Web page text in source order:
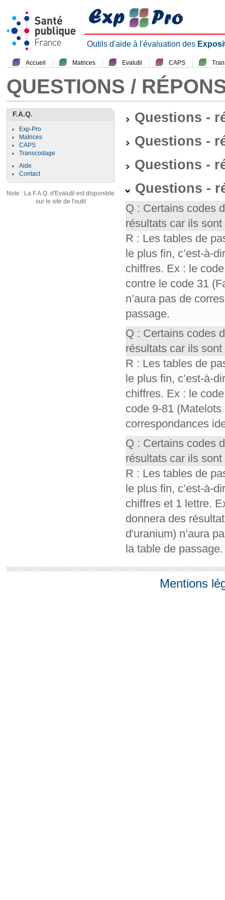
Outils d'aide à l'évaluation des
Accueil Matrices Evalutil CAPS
QUESTIONS /
F.A.Q.
Exp-Pro
Matrices
CAPS
Transcodage
Aide
Contact
Note : La F.A.Q. d'Evalutil est disponible
sur le site de l'outil
Questions -
Questions -
Questions -
Questions -
Q : Certains codes
résultats car ils
R : Les tables de
le plus fin, c’est-à-
chiffres. Ex : le
contre le code 31
n’aura pas de
passage.
Q : Certains codes
résultats car ils
R : Les tables de
le plus fin, c’est-à-
chiffres. Ex : le
code 9-81
correspondances
Q : Certains codes
résultats car ils
R : Les tables de
le plus fin, c’est-à-
chiffres et 1 lettre.
donnera des
d'uranium) n’aura
la table de passage.
Mentions